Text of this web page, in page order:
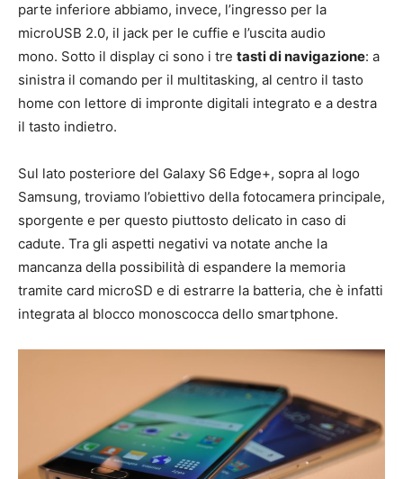
parte inferiore abbiamo, invece, l’ingresso per la
microUSB 2.0, il jack per le cuffie e l’uscita audio
mono. Sotto il display ci sono i tre tasti di navigazione: a
sinistra il comando per il multitasking, al centro il tasto
home con lettore di impronte digitali integrato e a destra
il tasto indietro.
Sul lato posteriore del Galaxy S6 Edge+, sopra al logo
Samsung, troviamo l’obiettivo della fotocamera principale,
sporgente e per questo piuttosto delicato in caso di
cadute. Tra gli aspetti negativi va notate anche la
mancanza della possibilità di espandere la memoria
tramite card microSD e di estrarre la batteria, che è infatti
integrata al blocco monoscocca dello smartphone.